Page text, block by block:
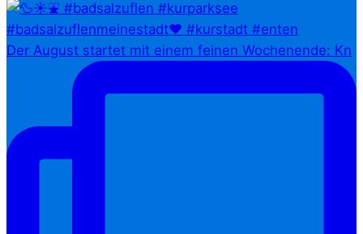
Der August startet mit einem feinen Wochenende: Kn